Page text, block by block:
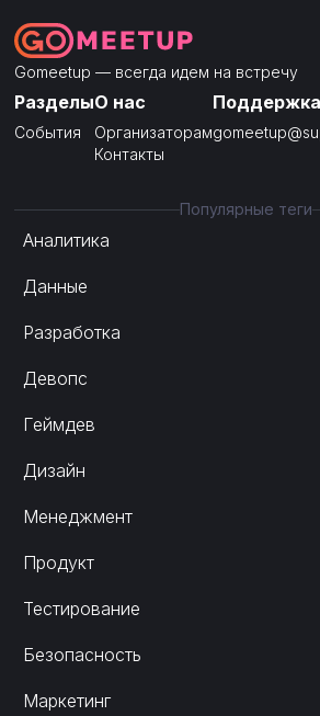
Gomeetup — всегда идем на встречу
Разделы
События
О нас
Организаторам
Контакты
Поддержка
Популярные теги
Аналитика
Данные
Разработка
Девопс
Геймдев
Дизайн
Менеджмент
Продукт
Тестирование
Безопасность
Маркетинг